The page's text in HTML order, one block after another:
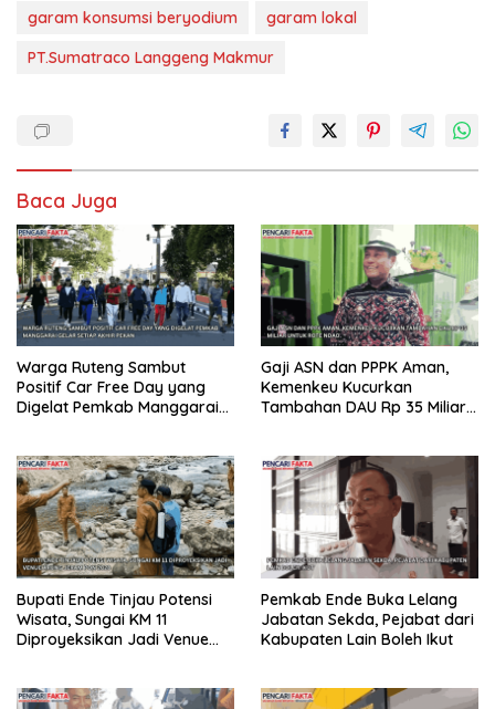
garam konsumsi beryodium
garam lokal
PT.Sumatraco Langgeng Makmur
Baca Juga
Warga Ruteng Sambut
Positif Car Free Day yang
Digelat Pemkab Manggarai
Gaji ASN dan PPPK Aman,
Kemenkeu Kucurkan
Tambahan DAU Rp 35 Miliar
Bupati Ende Tinjau Potensi
Wisata, Sungai KM 11
Diproyeksikan Jadi Venue
Pemkab Ende Buka Lelang
Jabatan Sekda, Pejabat dari
Kabupaten Lain Boleh Ikut